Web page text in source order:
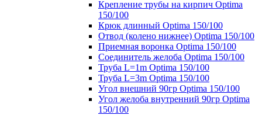
Крепление трубы на кирпич Optima
150/100
Крюк длинный Optima 150/100
Отвод (колено нижнее) Optima 150/100
Приемная воронка Optima 150/100
Соединитель желоба Optima 150/100
Труба L=1m Optima 150/100
Труба L=3m Optima 150/100
Угол внешний 90гр Optima 150/100
Угол желоба внутренний 90гр Optima
150/100